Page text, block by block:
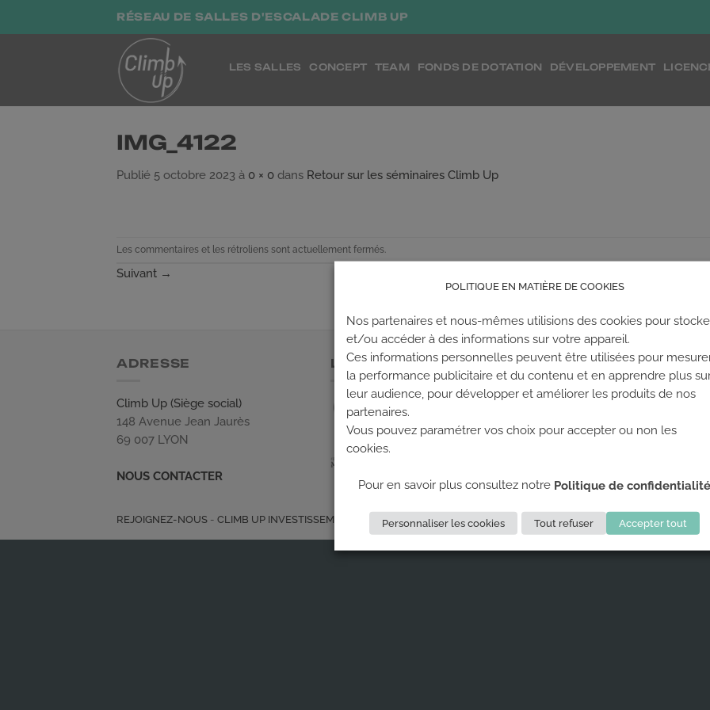
RÉSEAU DE SALLES D'ESCALADE CLIMB UP
LES SALLES CONCEPT TEAM FONDS DE DOTATION DÉVELOPPEMENT
IMG_4122
Publié 5 octobre 2023 à 0 × 0 dans Retour sur les séminaires Climb Up
Les commentaires et les rétroliens sont actuellement fermés.
Suivant →
ADRESSE
Climb Up (Siège social)
148 Avenue Jean Jaurès
69 007 LYON
NOUS CONTACTER
LES PARTENAIRES LES SALLES CLIMB UP
Climb Up vous accueille dans
REJOIGNEZ-NOUS - CLIMB UP INVESTISSEMENTS MENTIONS LÉGALES-CONFIDENTIALITÉ- © 2020 TOUS DROITS
POLITIQUE EN MATIÈRE DE COOKIES
Nos partenaires et nous-mêmes utilisions des cookies pour
et/ou accéder à des informations sur votre appareil.
Ces informations personnelles peuvent être utilisées pour
la performance publicitaire et du contenu et en apprendre plus
leur audience, pour développer et améliorer les produits de nos
partenaires.
Vous pouvez paramétrer vos choix pour accepter ou non les
cookies.
Pour en savoir plus consultez notre Politique de confidentialité
Personnaliser les cookies Tout refuser Accepter tout